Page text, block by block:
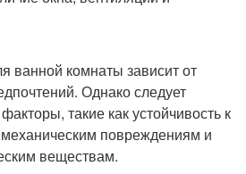
ванной комнаты зависит от
Однако следует
такие как устойчивость к
механическим повреждениям и
веществам.